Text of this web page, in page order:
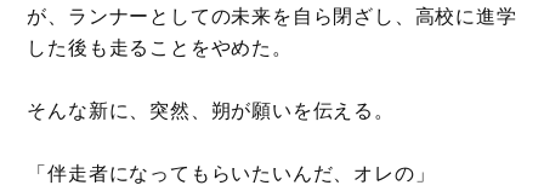
が、ランナーとしての未来を自ら閉ざし、高校に進学
した後も走ることをやめた。
そんな新に、突然、朔が願いを伝える。
「伴走者になってもらいたいんだ、オレの」